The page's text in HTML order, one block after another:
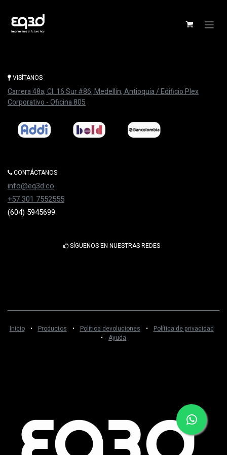
VISÍTANOS
Carrera 48a, Cl. 16 Sur #86, M​​edellín, Antioquia / Edificio Plex
Corporativo - Oficina 805
CONTÁCTANOS
info@eq3d.co
+57 301 7552555
(604) 5945699
SÍGUENOS EN NUESTRAS REDES
Inicio • Productos • Política devoluciones •
Política de privacidad
•
Ayuda